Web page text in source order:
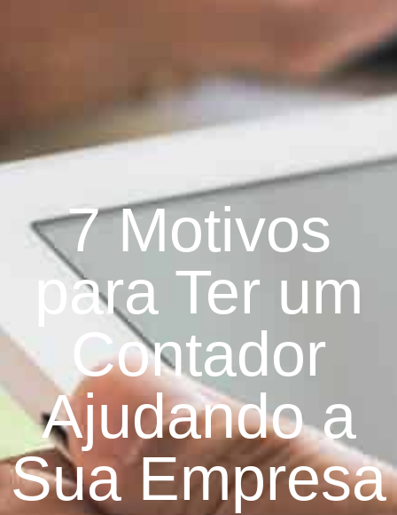
7 Motivos
para Ter um
Contador
Ajudando a
Sua Empresa